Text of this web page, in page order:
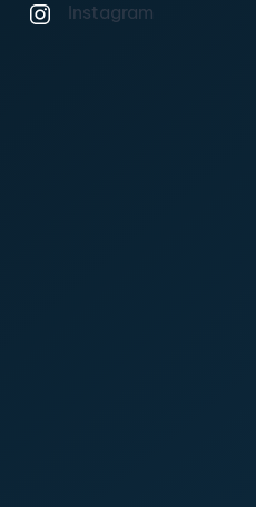
Instagram